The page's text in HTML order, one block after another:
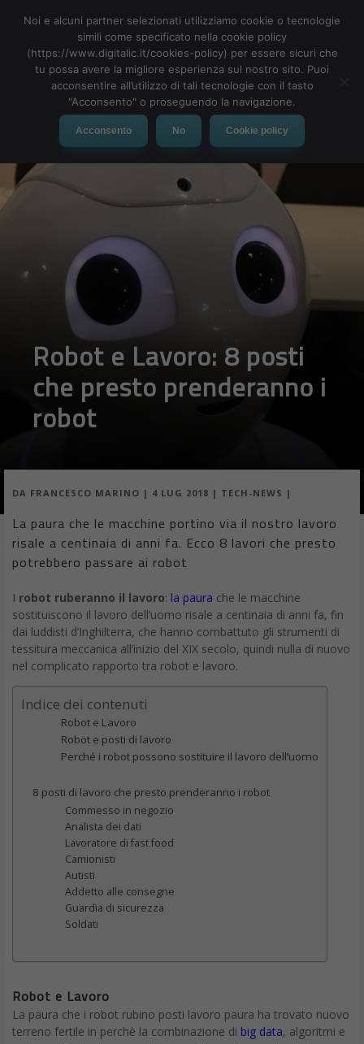
Robot e posti di lavoro
Perché i robot possono sostituire il lavoro dell’uomo
8 posti di lavoro che presto prenderanno i robot
Commesso in negozio
Lavoratore di fast food
Guardia di sicurezza
Robot e Lavoro
La paura che i robot rubino posti lavoro paura ha trovato nuovo
terreno fertile in perchè la combinazione di
big data, algoritmi e
potenza di calcolo crescente ha rapidamente accelerato lo
sviluppo dell’intelligenza artificiale e della tecnologia al servizio
del lavoro. Lo scenario diventa più complesso e i robot
sostituiranno l’uomo più velocemente. Ecco gli 8 posti di lavoro
che presto potrebbero diventare appannaggio dei robot.
Alcuni lavori, come quelli ai massimi livelli di gestione, i medici e
molti insegnanti, saranno poco impattati dall’AI, dai robot e dai
alcuni dei nostri compiti divenire automatizzati: uno studio del
think tank delMcKinsey Global I nstitute stima che il 60% delle
occupazioni presenta almeno il 30% delle relative attività
per alcuni lo scenario è chiaro: i robot prenderanno presto il
sopravvento, i robot sostituiranno l’uomo in molti posti di lavoro
Perché i robot possono sostituire il lavoro dell’uomo
La maggior parte (ma non tutti) dei lavori presenta funzioni
ripetitive in un ambiente abbastanza controllato. Molti (ma non
tutti) non generano alti guadagni. Saremo ancora in grado di
trovare un umano al volante di
dopo tutto, puoi trovare qualcuno in grado di riparare una
macchina da scrivere ancora oggi, ma non è la norma. Molti
lavori sono spariti nel passato, sostituiti da macchine. Una volta
c’erano persone che consegnavano il ghiaccio a casa, oggi
abbiamo i frigoriferi, gli esempi sono tanti. Per molti il frigorifero
non sarà un robot, ma è sempre una macchina che ha sostituto
un lavoro, non è molto diverso quello che accadrà con i robot e
alcuni posti di lavoro, per lo meno 8 che trovate qui.
8 posti di lavoro che
presto prenderanno i
robot
Noi e alcuni partner selezionati utilizziamo cookie o tecnologie
simili come specificato nella cookie policy
(https://www.digitalic.it/cookies-policy) per essere sicuri che
tu possa avere la migliore esperienza sul nostro sito. Puoi
acconsentire all’utilizzo di tali tecnologie con il tasto
"Acconsento" o proseguendo la navigazione.
Acconsento No Cookie policy